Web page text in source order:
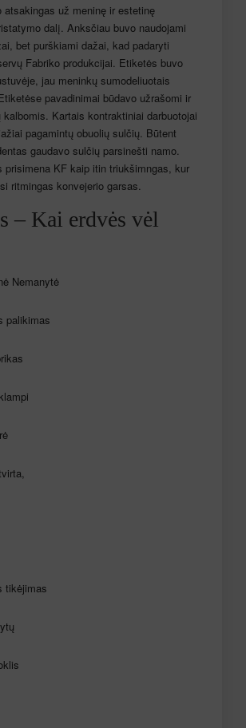
atsakingas už meninę ir estetinę
dalį. Anksčiau buvo naudojami
bet purškiami dažai, kad padaryti
Fabriko produkcijai. Etiketės buvo
jau meninkų sumodeliuotais
pavadinimai būdavo užrašomi ir
kalbomis. Kartais kontraktiniai darbuotojai
pagamintų obuolių sulčių. Būtent
gaudavo sulčių parsinešti namo.
prisimena KF kaip itin triukšimngas, kur
ritmingas konvejerio garsas.
– Kai erdvės vėl
Nemanytė
palikimas
tikėjimas